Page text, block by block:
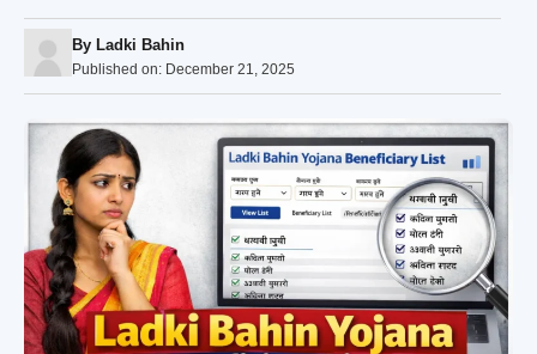
By Ladki Bahin
Published on: December 21, 2025